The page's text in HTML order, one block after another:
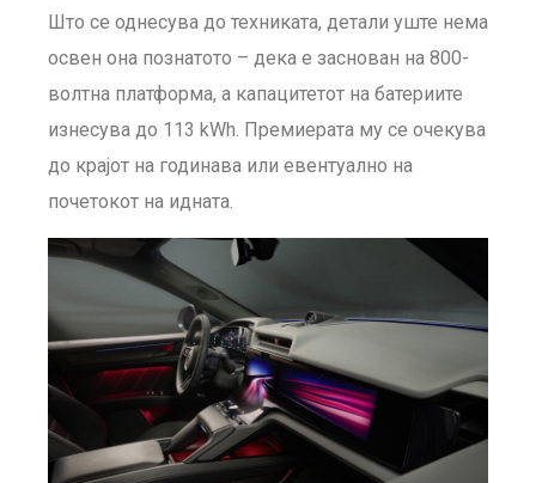
Што се однесува до техниката, детали уште нема
освен она познатото – дека е заснован на 800-
волтна платформа, а капацитетот на батериите
изнесува до 113 kWh. Премиерата му се очекува
до крајот на годинава или евентуално на
почетокот на идната.